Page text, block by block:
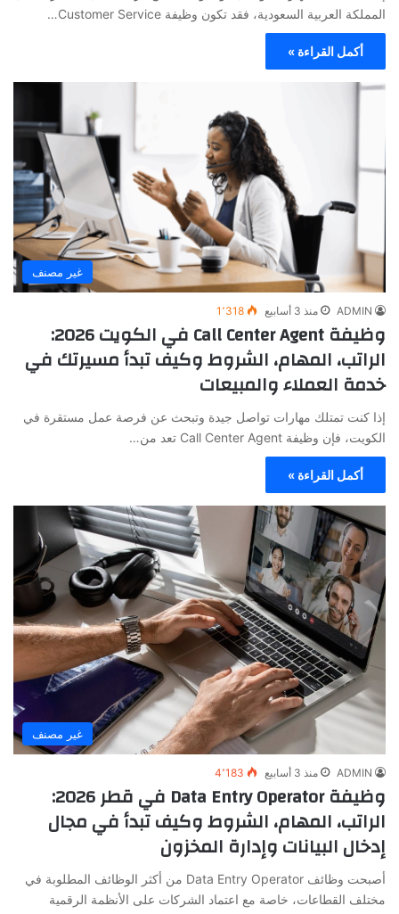
المملكة العربية السعودية، فقد تكون وظيفة Customer Service…
أكمل القراءة »
غير مصنف
ADMIN منذ 3 أسابيع 1٬318
وظيفة Call Center Agent في الكويت 2026:
الراتب، المهام، الشروط وكيف تبدأ مسيرتك في
خدمة العملاء والمبيعات
إذا كنت تمتلك مهارات تواصل جيدة وتبحث عن فرصة عمل مستقرة في
الكويت، فإن وظيفة Call Center Agent تعد من…
أكمل القراءة »
غير مصنف
ADMIN منذ 3 أسابيع 4٬183
وظيفة Data Entry Operator في قطر 2026:
الراتب، المهام، الشروط وكيف تبدأ في مجال
إدخال البيانات وإدارة المخزون
أصبحت وظائف Data Entry Operator من أكثر الوظائف المطلوبة في
مختلف القطاعات، خاصة مع اعتماد الشركات على الأنظمة الرقمية